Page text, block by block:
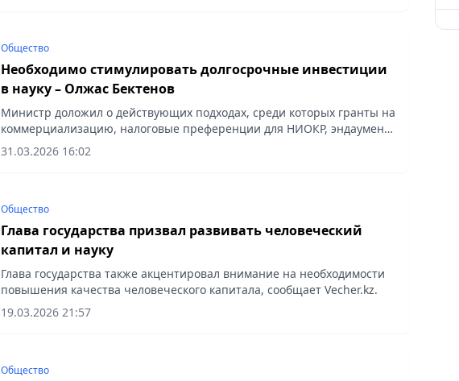
Общество
Необходимо стимулировать долгосрочные инвестиции
в науку – Олжас Бектенов
Министр доложил о действующих подходах, среди которых гранты на
коммерциализацию, налоговые преференции для НИОКР, эндаумент-
фонды и другие, сообщает Vecher.kz.
31.03.2026 16:02
Общество
Глава государства призвал развивать человеческий
капитал и науку
Глава государства также акцентировал внимание на необходимости
повышения качества человеческого капитала, сообщает Vecher.kz.
19.03.2026 21:57
Общество